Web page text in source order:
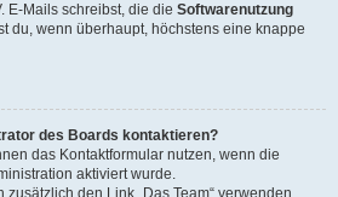
E-Mails schreibst, die die Softwarenutzung
du, wenn überhaupt, höchstens eine knappe
des Boards kontaktieren?
das Kontaktformular nutzen, wenn die
aktiviert wurde.
den Link „Das Team“ verwenden.